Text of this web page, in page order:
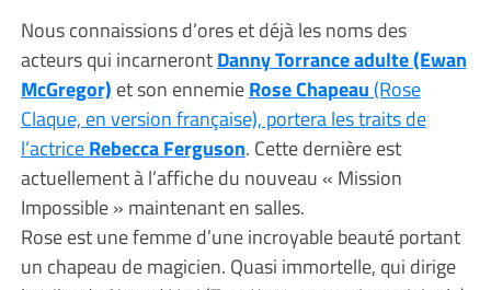
Nous connaissions d’ores et déjà les noms des
acteurs qui incarnerontDanny Torrance adulte (Ewan
McGregor) et son ennemieRoseChapeau (Rose
Claque, en version française), portera les traits de
l’actriceRebecca Ferguson. Cette dernière est
actuellement à l’affiche du nouveau « Mission
Impossible » maintenant en salles.
Rose est une femme d’une incroyable beauté portant
un chapeau de magicien. Quasi immortelle, qui dirige